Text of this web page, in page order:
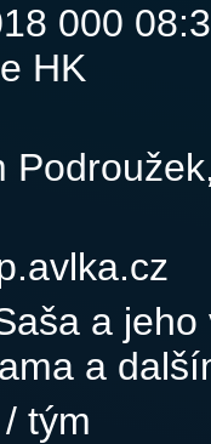
000
HK
a
a
tým